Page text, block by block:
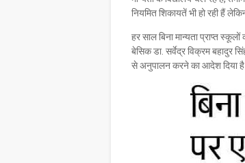
नियमित शिकायतें भी हो रही हैं
हर साल बिना मान्यता प्राप्त
बेसिक डा. सर्वेद्र विक्रम बहादुर
से अनुपालन करने का आदेश दिया